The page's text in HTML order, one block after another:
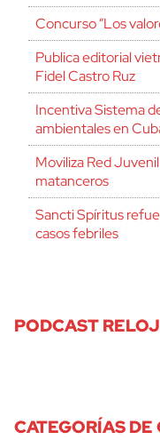
Concurso “Los
Publica editorial
Fidel Castro Ruz
Incentiva Sistema
ambientales en
Moviliza Red
matanceros
Sancti Spíritus
casos febriles
PODCAST RELOJ
CATEGORÍAS